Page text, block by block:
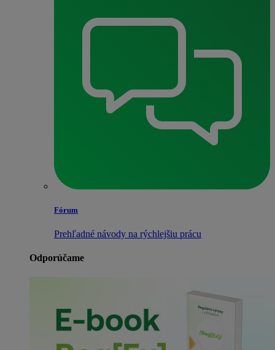
Fórum
Prehľadné návody na rýchlejšiu prácu
Odporúčame